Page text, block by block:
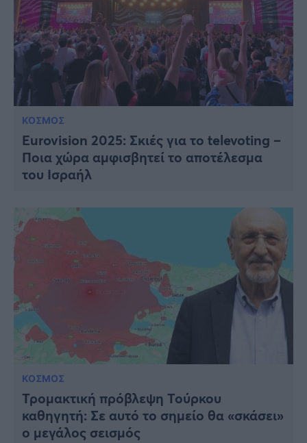
ΚΟΣΜΟΣ
Eurovision 2025: Σκιές για το televoting –
Ποια χώρα αμφισβητεί το αποτέλεσμα
του Ισραήλ
ΚΟΣΜΟΣ
Τρομακτική πρόβλεψη Τούρκου
καθηγητή: Σε αυτό το σημείο θα «σκάσει»
ο μεγάλος σεισμός